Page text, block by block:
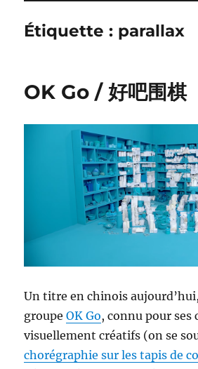
Étiquette : parallax
OK Go / 好吧围棋
Un titre en chinois
groupeOK Go, connu pour ses
visuellement créatifs (on se
chorégraphie sur les tapis de